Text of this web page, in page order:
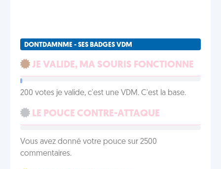
DONTDAMNME - SES BADGES VDM
JE VALIDE, MA SOURIS FONCTIONNE
200 votes je valide, c'est une VDM. C'est la base.
LE POUCE CONTRE-ATTAQUE
Vous avez donné votre pouce sur 2500
commentaires.